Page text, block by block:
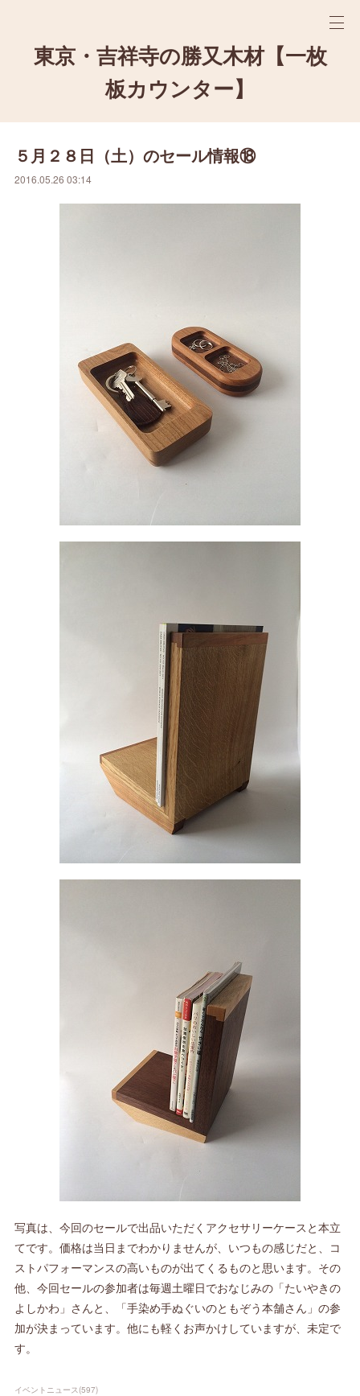
東京・吉祥寺の勝又木材【一枚
板カウンター】
５月２８日（土）のセール情報⑱
2016.05.26 03:14
写真は、今回のセールで出品いただくアクセサリーケースと本立
てです。価格は当日までわかりませんが、いつもの感じだと、コ
ストパフォーマンスの高いものが出てくるものと思います。その
他、今回セールの参加者は毎週土曜日でおなじみの「たいやきの
よしかわ」さんと、「手染め手ぬぐいのともぞう本舗さん」の参
加が決まっています。他にも軽くお声かけしていますが、未定で
す。
イベントニュース(597)